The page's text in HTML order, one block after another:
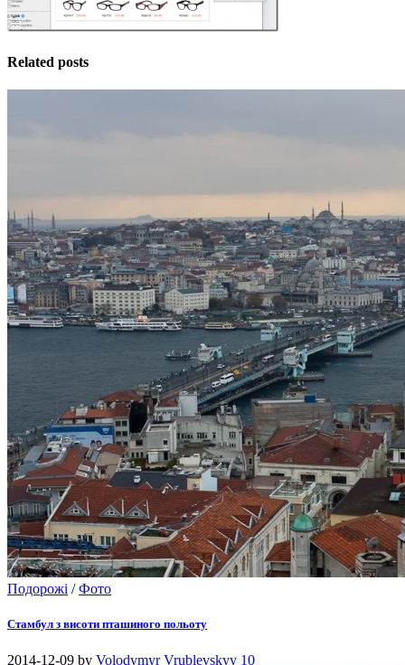
Related posts
Подорожі /Фото
Стамбул з висоти пташиного польоту
2014-12-09 by Volodymyr Vrublevskyy 10